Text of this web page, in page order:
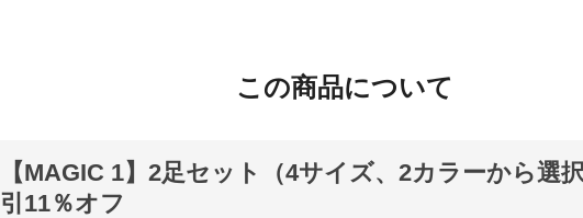
この商品について
【MAGIC 1】2足セット（4サイズ、2カラーから選
引11％オフ